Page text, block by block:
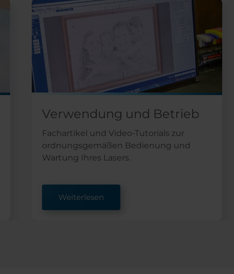
Verwendung und Betrieb
Fachartikel und Video-Tutorials zur
ordnungsgemäßen Bedienung und
Wartung Ihres Lasers.
Weiterlesen